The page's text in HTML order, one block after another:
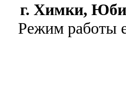
г. Химки,
Режим работы